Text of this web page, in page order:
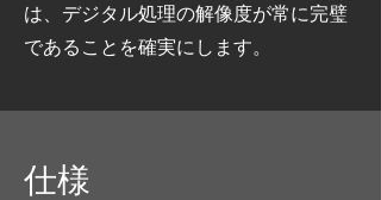
は、デジタル処理の解像度が常に完璧
であることを確実にします。
仕様